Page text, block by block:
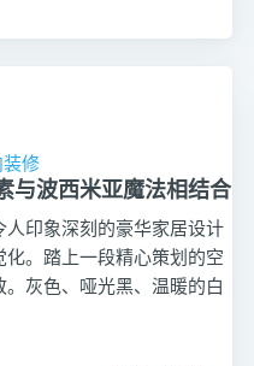
修
与波西米亚魔法相结合
印象深刻的豪华家居设计
。踏上一段精心策划的空
灰色、哑光黑、温暖的白